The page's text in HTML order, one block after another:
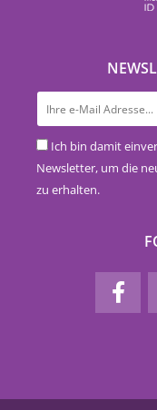
Ich bin damit
Newsletter, um die
zu erhalten.